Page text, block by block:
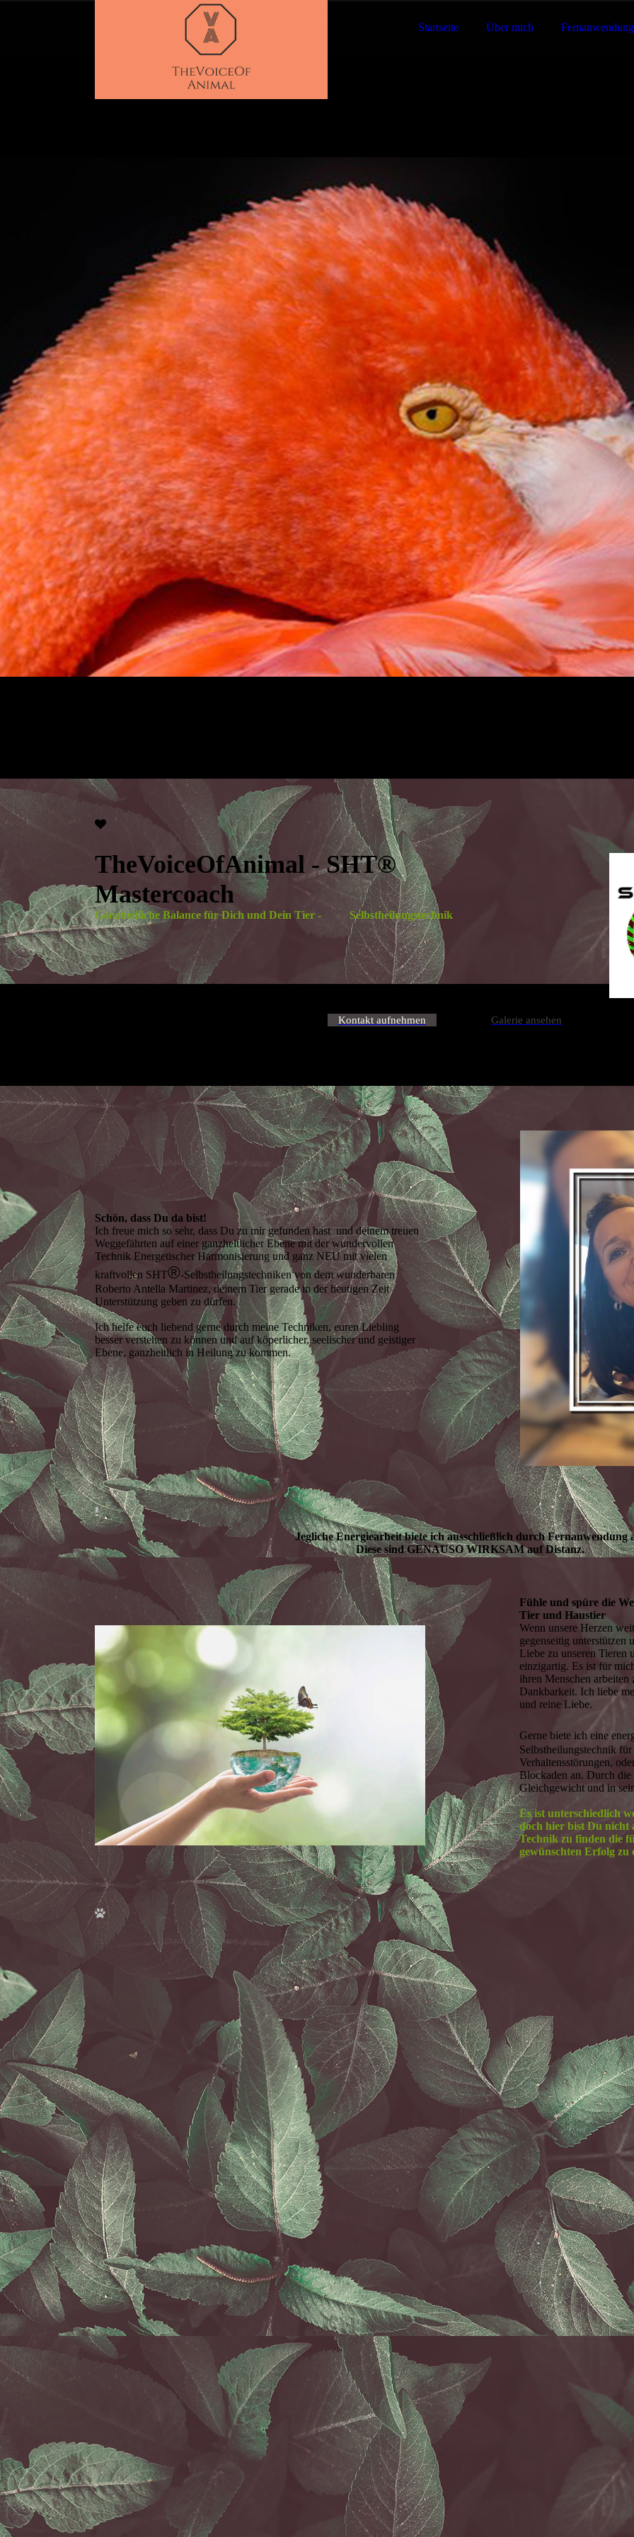
Startseite Über mich Fernanwendung
TheVoiceOfAnimal - SHT®
Mastercoach
Ganzheitliche Balance für Dich und Dein Tier - Selbstheilungstechnik
Kontakt aufnehmen Galerie ansehen
Schön, dass Du da bist!
Ich freue mich so sehr, dass Du zu mir gefunden hast und deinem treuen
Weggefährten auf einer ganzheitlicher Ebene mit der wundervollen
Technik Energetischer Harmonisierung und ganz NEU mit vielen
kraftvollen SHT®-Selbstheilungstechniken von dem wunderbaren
Roberto Antella Martinez, deinem Tier gerade in der heutigen Zeit
Unterstützung geben zu dürfen.
Ich helfe euch liebend gerne durch meine Techniken, euren Liebling
besser verstehen zu können und auf köperlicher, seelischer und geistiger
Ebene, ganzheitlich in Heilung zu kommen.
Jegliche Energiearbeit biete ich ausschließlich durch Fernanwendung
Diese sind GENAUSO WIRKSAM auf Distanz.
Fühle und spüre die
Tier und Haustier
Wenn unsere Herzen
gegenseitig unterstützen
Liebe zu unseren Tieren
einzigartig. Es ist für
ihren Menschen
Dankbarkeit. Ich liebe
und reine Liebe.
Gerne biete ich eine
Selbstheilungstechnik
Verhaltensstörungen,
Blockaden an. Durch
Gleichgewicht und in
Es ist unterschiedlich
doch hier bist Du nicht
Technik zu finden die
gewünschten Erfolg zu